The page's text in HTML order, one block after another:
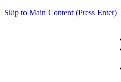
Skip to Main Content (Press Enter)